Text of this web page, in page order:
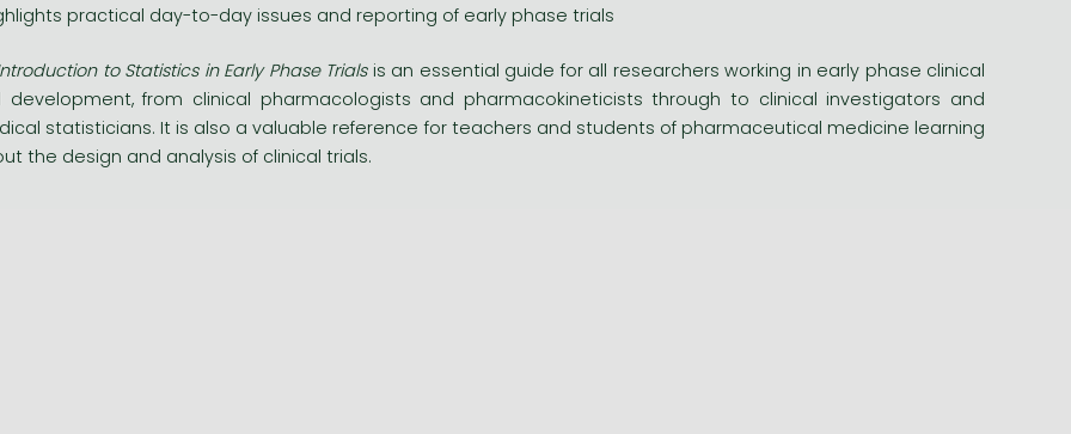
practical day-to-day issues and reporting of early phase trials
to Statistics in Early Phase Trialsis an essential guide for all researchers working in early phase clinical
development, from clinical pharmacologists and pharmacokineticists through to clinical investigators and
statisticians. It is also a valuable reference for teachers and students of pharmaceutical medicine learning
the design and analysis of clinical trials.